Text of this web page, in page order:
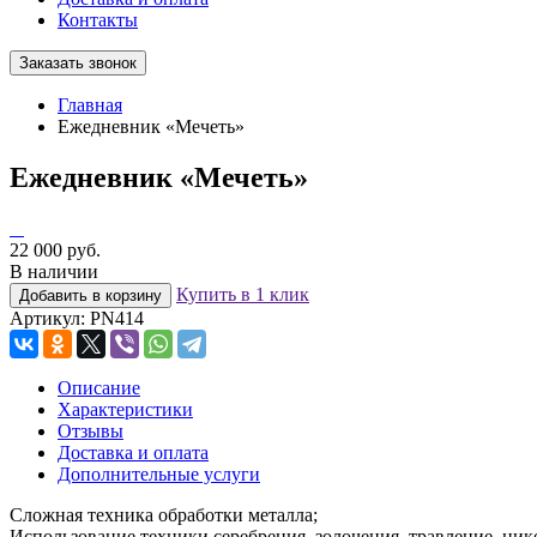
Контакты
Заказать звонок
Главная
Ежедневник «Мечеть»
Ежедневник «Мечеть»
22 000 руб.
В наличии
Добавить в корзину
Купить в 1 клик
Артикул: PN414
Описание
Характеристики
Отзывы
Доставка и оплата
Дополнительные услуги
Сложная техника обработки металла;